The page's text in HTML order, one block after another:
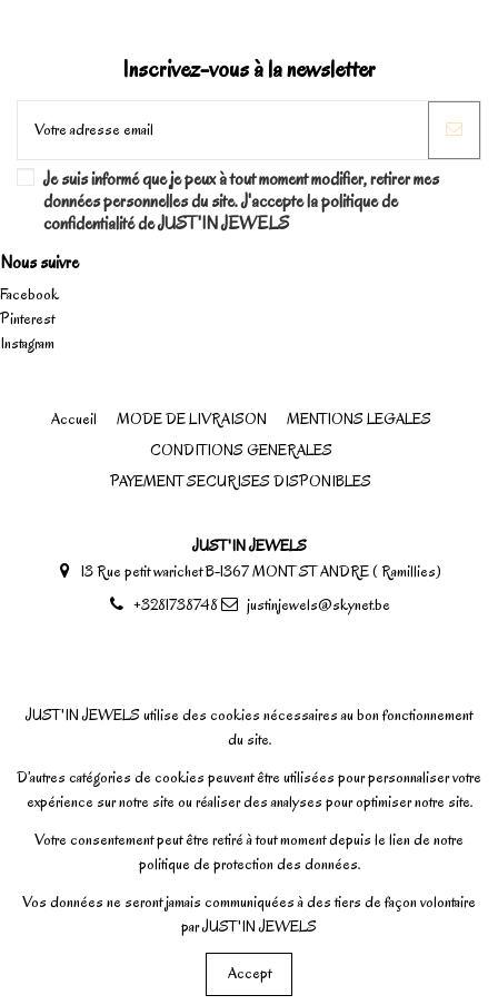
Inscrivez-vous à la newsletter
Je suis informé que je peux à tout moment modifier, retirer mes
données personnelles du site. J'accepte la politique de
confidentialité de JUST'IN JEWELS
Nous suivre
Facebook
Pinterest
Instagram
Accueil MODE DE LIVRAISON
MENTIONS LEGALES
CONDITIONS GENERALES
PAYEMENT SECURISES DISPONIBLES
JUST'IN JEWELS
13 Rue petit warichet B-1367 MONT ST ANDRE ( Ramillies)
+3281738748
justinjewels@skynet.be
JUST'IN JEWELS utilise des cookies nécessaires au bon fonctionnement
du site.
D’autres catégories de cookies peuvent être utilisées pour personnaliser votre
expérience sur notre site ou réaliser des analyses pour optimiser notre site.
Votre consentement peut être retiré à tout moment depuis le lien de notre
politique de protection des données.
Vos données ne seront jamais communiquées à des tiers de façon volontaire
par JUST'IN JEWELS
Accept